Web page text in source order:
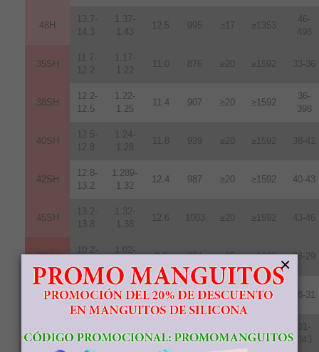
48H
13.7-
14.3
1.37-
1.43
12.5 995 ≥17 ≥1353
46-
498
35SH
11.7-
12.2
1.17-
1.22
11.0 876 ≥20 ≥1592 33-36
38SH
12.2-
12.5
1.22-
1.25
11.4 907 ≥20 ≥1592
36-
398
40SH
12.5-
12.8
1.24-
1.28
11.8 939 ≥20 ≥1592 38-41
42SH
12.8-
13.2
1.289-
1.32
12.4 987 ≥20 ≥1592 40-43
45SH
13.2-
13.8
1.32-
1.38
12.6 1003 ≥20 ≥1592 43-46
28UH
10.2-
1.02-
9.6 764 ≥25 ≥1990 26-29
30UH
10.8-
11.3
1.08-
1.13
10.2 812 ≥25 ≥1990 28-31
33UH
11.7
1.17
10.7 852 ≥25 ≥1990
31-
343
×